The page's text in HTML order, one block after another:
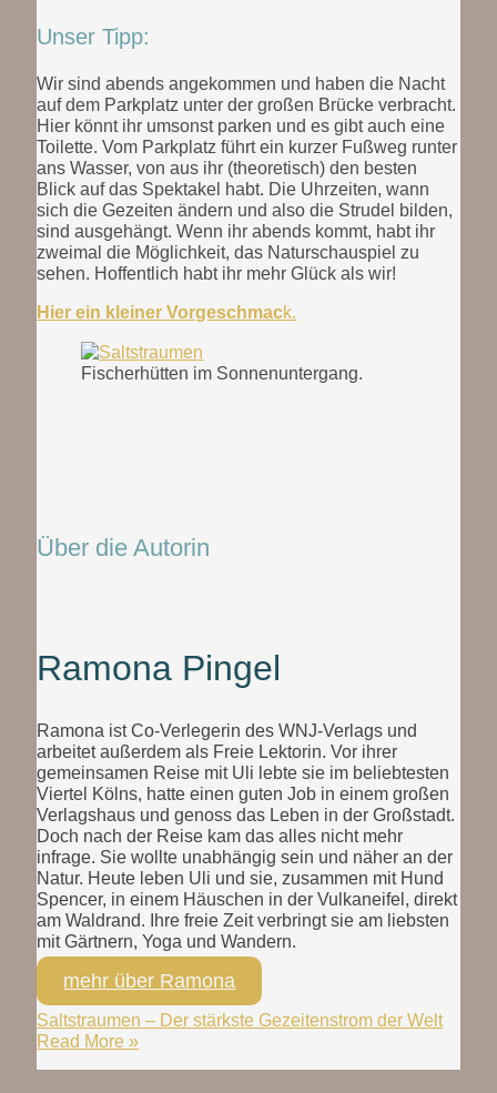
Unser Tipp:
Wir sind abends angekommen und haben die Nacht
auf dem Parkplatz unter der großen Brücke verbracht.
Hier könnt ihr umsonst parken und es gibt auch eine
Toilette. Vom Parkplatz führt ein kurzer Fußweg runter
ans Wasser, von aus ihr (theoretisch) den besten
Blick auf das Spektakel habt. Die Uhrzeiten, wann
sich die Gezeiten ändern und also die Strudel bilden,
sind ausgehängt. Wenn ihr abends kommt, habt ihr
zweimal die Möglichkeit, das Naturschauspiel zu
sehen. Hoffentlich habt ihr mehr Glück als wir!
Hier ein kleiner Vorgeschmack.
Fischerhütten im Sonnenuntergang.
Über die Autorin
Ramona Pingel
Ramona ist Co-Verlegerin des WNJ-Verlags und
arbeitet außerdem als Freie Lektorin. Vor ihrer
gemeinsamen Reise mit Uli lebte sie im beliebtesten
Viertel Kölns, hatte einen guten Job in einem großen
Verlagshaus und genoss das Leben in der Großstadt.
Doch nach der Reise kam das alles nicht mehr
infrage. Sie wollte unabhängig sein und näher an der
Natur. Heute leben Uli und sie, zusammen mit Hund
Spencer, in einem Häuschen in der Vulkaneifel, direkt
am Waldrand. Ihre freie Zeit verbringt sie am liebsten
mit Gärtnern, Yoga und Wandern.
mehr über Ramona
Saltstraumen – Der stärkste Gezeitenstrom der Welt
Read More »